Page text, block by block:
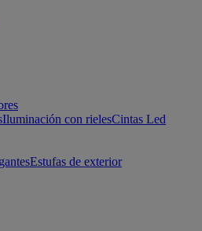
Iluminación con rielesCintas Led
Estufas de exterior